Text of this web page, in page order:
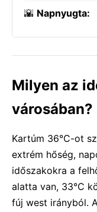
🌇 Napnyugta:
Milyen az
városában?
Kartúm 36°C-ot
extrém hőség,
időszakokra a
alatta van, 33°C
fúj west irányból.